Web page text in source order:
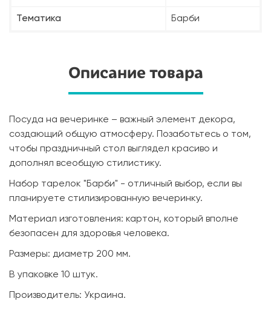
Тематика Барби
Описание товара
Посуда на вечеринке – важный элемент декора,
создающий общую атмосферу. Позаботьтесь о том,
чтобы праздничный стол выглядел красиво и
дополнял всеобщую стилистику.
Набор тарелок "Барби" - отличный выбор, если вы
планируете стилизированную вечеринку.
Материал изготовления: картон, который вполне
безопасен для здоровья человека.
Размеры: диаметр 200 мм.
В упаковке 10 штук.
Производитель: Украина.